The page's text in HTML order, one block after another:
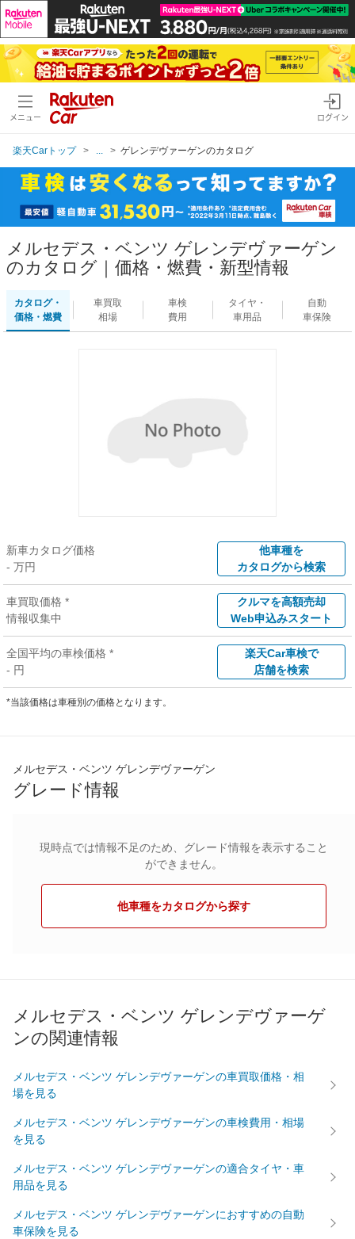
メニュー ログイン
楽天Carトップ ゲレンデヴァーゲンのカタログ
メルセデス・ベンツ ゲレンデヴァーゲン
のカタログ｜価格・燃費・新型情報
カタログ・
価格・燃費
車買取
相場
車検
費用
タイヤ・
車用品
自動
車保険
新車カタログ価格
- 万円
他車種を
カタログから検索
車買取価格 *
情報収集中
クルマを高額売却
Web申込みスタート
全国平均の車検価格 *
- 円
楽天Car車検で
店舗を検索
*当該価格は車種別の価格となります。
メルセデス・ベンツ ゲレンデヴァーゲン
グレード情報
現時点では情報不足のため、グレード情報を表示すること
ができません。
他車種をカタログから探す
メルセデス・ベンツ ゲレンデヴァーゲ
ンの関連情報
メルセデス・ベンツ ゲレンデヴァーゲンの車買取価格・相
場を見る
メルセデス・ベンツ ゲレンデヴァーゲンの車検費用・相場
を見る
メルセデス・ベンツ ゲレンデヴァーゲンの適合タイヤ・車
用品を見る
メルセデス・ベンツ ゲレンデヴァーゲンにおすすめの自動
車保険を見る